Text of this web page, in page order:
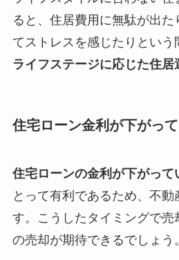
ると、住居費用に無駄が出
てストレスを感じたりという
ライフステージに応じた住居
住宅ローン金利が下がっ
住宅ローンの金利が下がって
とって有利であるため、不動
す。こうしたタイミングで売
の売却が期待できるでしょう。